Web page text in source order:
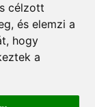
célzott
és elemzi a
hogy
a
| Theme: